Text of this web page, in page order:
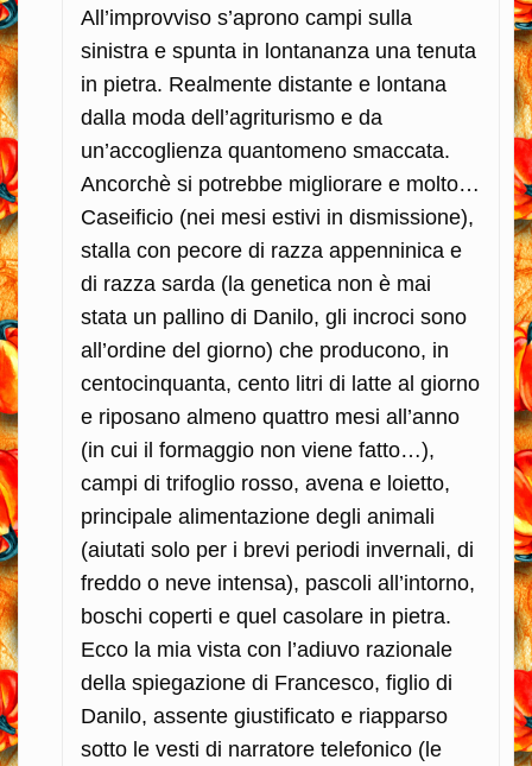
All’improvviso s’aprono campi sulla
sinistra e spunta in lontananza una tenuta
in pietra. Realmente distante e lontana
dalla moda dell’agriturismo e da
un’accoglienza quantomeno smaccata.
Ancorchè si potrebbe migliorare e molto…
Caseificio (nei mesi estivi in dismissione),
stalla con pecore di razza appenninica e
di razza sarda (la genetica non è mai
stata un pallino di Danilo, gli incroci sono
all’ordine del giorno) che producono, in
centocinquanta, cento litri di latte al giorno
e riposano almeno quattro mesi all’anno
(in cui il formaggio non viene fatto…),
campi di trifoglio rosso, avena e loietto,
principale alimentazione degli animali
(aiutati solo per i brevi periodi invernali, di
freddo o neve intensa), pascoli all’intorno,
boschi coperti e quel casolare in pietra.
Ecco la mia vista con l’adiuvo razionale
della spiegazione di Francesco, figlio di
Danilo, assente giustificato e riapparso
sotto le vesti di narratore telefonico (le